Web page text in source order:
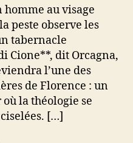
homme au visage
peste observe les
tabernacle
Cione**, dit Orcagna,
l’une des
de Florence : un
la théologie se
[…]